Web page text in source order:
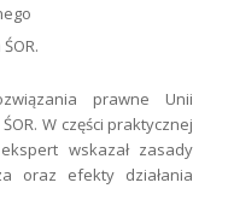
prawne Unii
W części praktycznej
wskazał zasady
oraz efekty działania